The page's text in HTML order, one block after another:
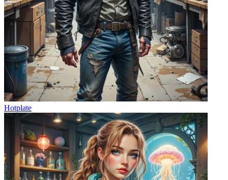
Hotplate